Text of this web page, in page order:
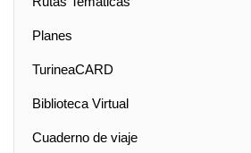
Planes
TurineaCARD
Biblioteca Virtual
Cuaderno de viaje